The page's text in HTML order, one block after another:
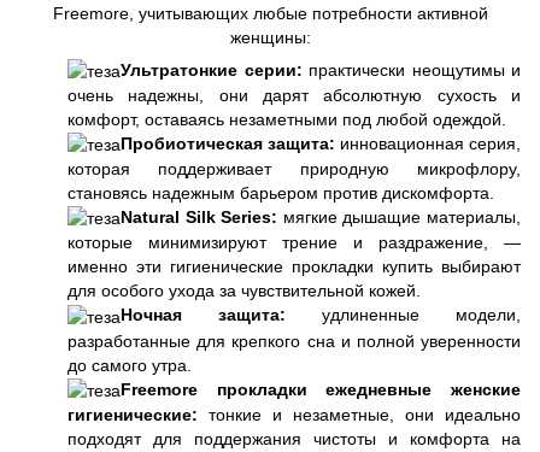
Freemore, учитывающих любые потребности активной
женщины:
Ультратонкие серии: практически неощутимы и
очень надежны, они дарят абсолютную сухость и
комфорт, оставаясь незаметными под любой одеждой.
Пробиотическая защита: инновационная серия,
которая поддерживает природную микрофлору,
становясь надежным барьером против дискомфорта.
Natural Silk Series: мягкие дышащие материалы,
которые минимизируют трение и раздражение, —
именно эти гигиенические прокладки купить выбирают
для особого ухода за чувствительной кожей.
Ночная защита: удлиненные модели,
разработанные для крепкого сна и полной уверенности
до самого утра.
Freemore прокладки ежедневные женские
гигиенические: тонкие и незаметные, они идеально
подходят для поддержания чистоты и комфорта на